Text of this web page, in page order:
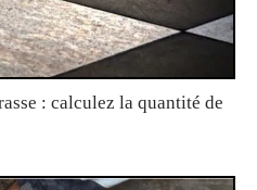
: calculez la quantité de